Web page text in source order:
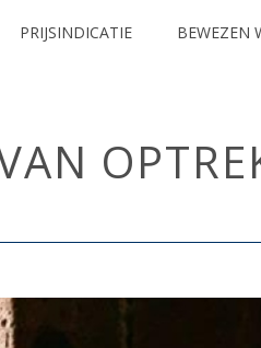
PRIJSINDICATIE BEWEZEN